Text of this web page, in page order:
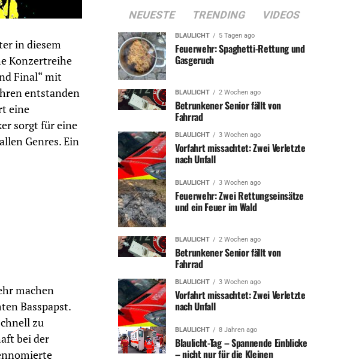
in diesem
Konzertreihe
Final“ mit
entstanden
eine
sorgt für eine
Genres. Ein
machen
Basspapst.
zu
bei der
NEUESTE TRENDING VIDEOS
BLAULICHT 5 Tagen ago
Feuerwehr: Spaghetti-Rettung und
Gasgeruch
BLAULICHT 2 Wochen ago
Betrunkener Senior fällt von
Fahrrad
BLAULICHT 3 Wochen ago
Vorfahrt missachtet: Zwei Verletzte
nach Unfall
BLAULICHT 3 Wochen ago
Feuerwehr: Zwei Rettungseinsätze
und ein Feuer im Wald
BLAULICHT 2 Wochen ago
Betrunkener Senior fällt von
Fahrrad
BLAULICHT 3 Wochen ago
Vorfahrt missachtet: Zwei Verletzte
nach Unfall
BLAULICHT 8 Jahren ago
Blaulicht-Tag – Spannende Einblicke
– nicht nur für die Kleinen